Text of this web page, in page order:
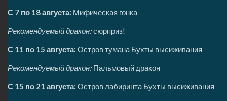
С 7 по 18 августа: Мифическая гонка
Рекомендуемый дракон:сюрприз!
С 11 по 15 августа: Остров тумана Бухты высиживания
Рекомендуемый дракон:Пальмовый дракон
С 15 по 21 августа: Остров лабиринта Бухты высиживания